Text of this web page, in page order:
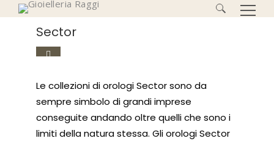
Ricerca
Sector
Le collezioni di orologi Sector sono da
sempre simbolo di grandi imprese
conseguite andando oltre quelli che sono i
limiti della natura stessa. Gli orologi Sector